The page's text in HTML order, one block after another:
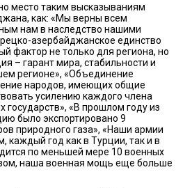
место таким высказываниям
как: «Мы верны всем
нам в наследство нашими
азербайджанское единство
фактор не только для региона, но
– гарант мира, стабильности и
регионе», «Объединение
народов, имеющих общие
усилению каждого члена
государств», «В прошлом году из
было экспортировано 9
природного газа», «Наши армии
каждый год как в Турции, так и в
по меньшей мере 10 военных
наша военная мощь еще больше